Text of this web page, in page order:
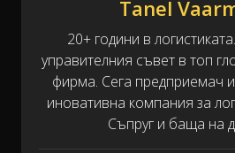
Tanel
20+ години в
управителния съвет в топ
фирма. Сега предприемач
иновативна компания за
Съпруг и баща на